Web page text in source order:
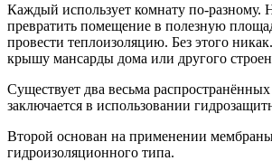
Каждый использует комнату по-разному.
превратить помещение в полезную
провести теплоизоляцию. Без этого
крышу мансарды дома или другого
Существует два весьма
заключается в использовании
Второй основан на применении
гидроизоляционного типа.